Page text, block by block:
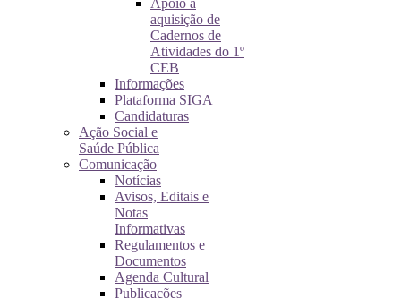
Apoio à
aquisição de
Cadernos de
Atividades do 1º
CEB
Informações
Plataforma SIGA
Candidaturas
Ação Social e
Saúde Pública
Comunicação
Notícias
Avisos, Editais e
Notas
Informativas
Regulamentos e
Documentos
Agenda Cultural
Publicações